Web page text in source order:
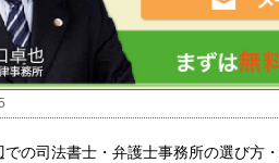
での司法書士・弁護士事務所の選び方